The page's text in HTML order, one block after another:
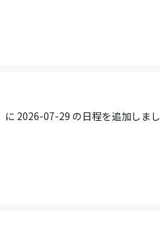
に 2026-07-29 の日程を追加しまし